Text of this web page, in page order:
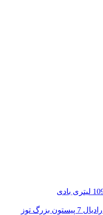
پمپ رادیال 7 پیستون بزرگ توز